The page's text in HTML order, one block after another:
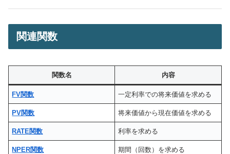
関連関数
関数名 内容
FV関数 一定利率での将来価値を求める
PV関数 将来価値から現在価値を求める
RATE関数 利率を求める
NPER関数 期間（回数）を求める